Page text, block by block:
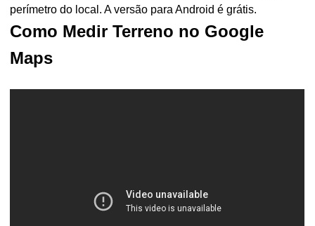
perímetro do local. A versão para Android é grátis.
Como Medir Terreno no Google
Maps